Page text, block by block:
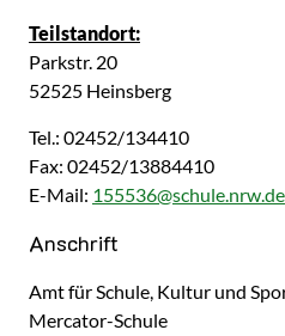
Beschreibung
Teilstandort:
Parkstr. 20
52525 Heinsberg
Tel.: 02452/134410
Fax: 02452/13884410
E-Mail: 155536@schule.nrw.de
Anschrift
Amt für Schule, Kultur und
Mercator-Schule